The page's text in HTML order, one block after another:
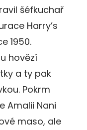
šéfkuchař
Harry’s
1950.
hovězí
a ty pak
Pokrm
Amalii Nani
maso, ale